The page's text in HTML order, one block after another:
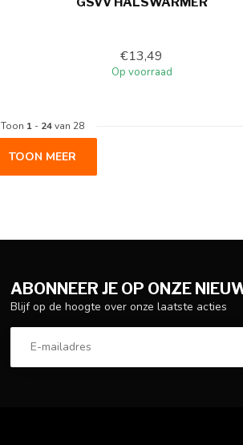
€13,49
Op voorraad
Toon 1 - 24van 28
TOON MEER
ABONNEER JE OP ONZE
Blijf op de hoogte over onze laatste acties